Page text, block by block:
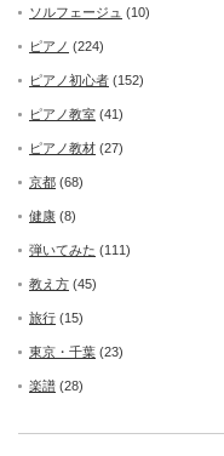
ソルフェージュ (10)
ピアノ (224)
ピアノ初心者 (152)
ピアノ教室 (41)
ピアノ教材 (27)
京都 (68)
健康 (8)
弾いてみた (111)
教え方 (45)
旅行 (15)
東京・千葉 (23)
楽譜 (28)